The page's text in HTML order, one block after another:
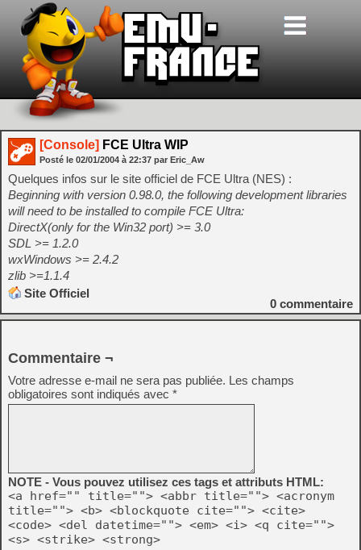
[Console] FCE Ultra WIP
Posté le 02/01/2004 à 22:37 par Eric_Aw
Quelques infos sur le site officiel de FCE Ultra (NES) :
Beginning with version 0.98.0, the following development libraries
will need to be installed to compile FCE Ultra:
DirectX(only for the Win32 port) >= 3.0
SDL >= 1.2.0
wxWindows >= 2.4.2
zlib >=1.1.4
Site Officiel
0 commentaire
Commentaire ¬
Votre adresse e-mail ne sera pas publiée. Les champs
obligatoires sont indiqués avec *
NOTE - Vous pouvez utilisez ces tags et attributs HTML:
<a href="" title=""> <abbr title=""> <acronym
title=""> <b> <blockquote cite=""> <cite>
<code> <del datetime=""> <em> <i> <q cite="">
<s> <strike> <strong>